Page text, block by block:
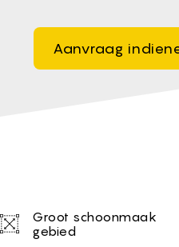
Aanvraag
Unique
Groot schoonmaak
gebied